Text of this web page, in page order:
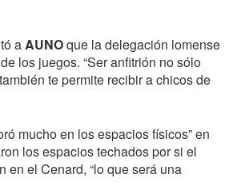
a AUNOque la delegación lomense
los juegos. “Ser anfitrión no sólo
te permite recibir a chicos de
mucho en los espacios físicos” en
los espacios techados por si el
en el Cenard, “lo que será una